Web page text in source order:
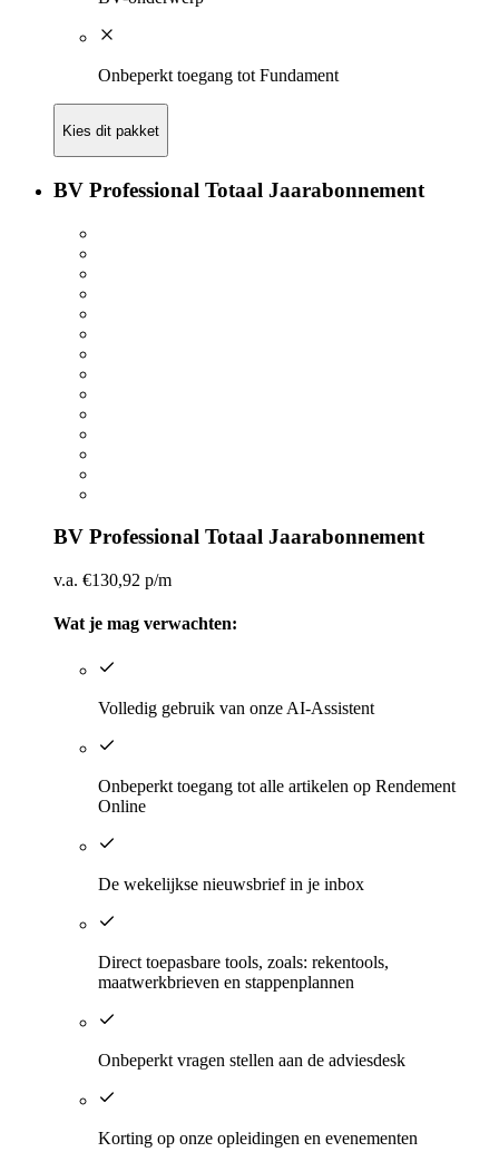
Onbeperkt toegang tot Fundament​
Kies dit pakket
BV Professional Totaal Jaarabonnement
BV Professional Totaal Jaarabonnement
v.a. €130,92 p/m
Wat je mag verwachten:
​Volledig gebruik van onze AI-Assistent
​Onbeperkt toegang tot alle artikelen op Rendement
Online
De wekelijkse nieuwsbrief in je inbox
Direct toepasbare tools, zoals: rekentools,
maatwerkbrieven en stappenplannen
Onbeperkt vragen stellen aan de adviesdesk
Korting op onze opleidingen en evenementen​